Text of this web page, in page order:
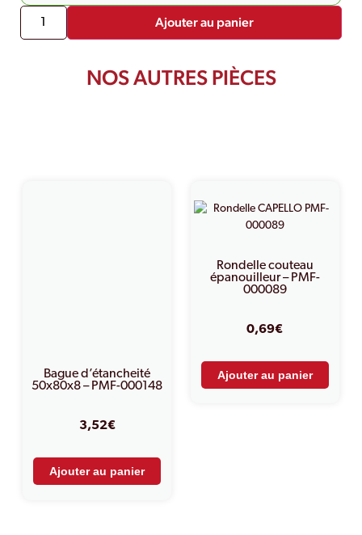
Ajouter au panier
NOS AUTRES PIÈCES
Bague d’étancheité
50x80x8 – PMF-000148
3,52€
Ajouter au panier
Rondelle couteau
épanouilleur – PMF-
000089
0,69€
Ajouter au panier